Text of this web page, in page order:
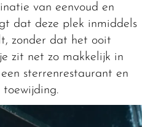
van eenvoud en
dat deze plek inmiddels
zonder dat het ooit
zit net zo makkelijk in
sterrenrestaurant en